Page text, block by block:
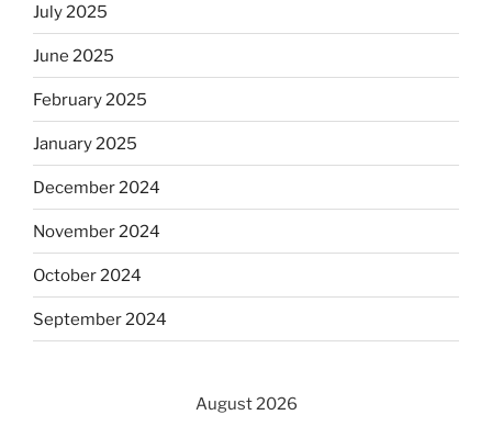
July 2025
June 2025
February 2025
January 2025
December 2024
November 2024
October 2024
September 2024
August 2026